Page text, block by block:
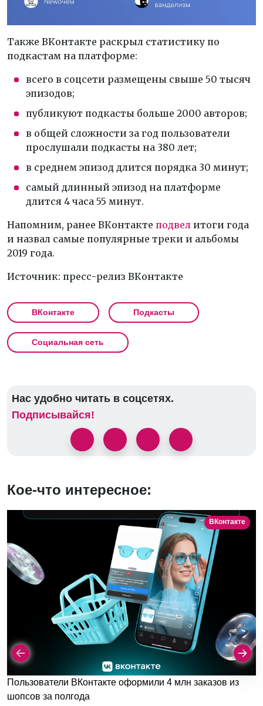
Также ВКонтакте раскрыл статистику по
подкастам на платформе:
всего в соцсети размещены свыше 50 тысяч
эпизодов;
публикуют подкасты больше 2000 авторов;
в общей сложности за год пользователи
прослушали подкасты на 380 лет;
в среднем эпизод длится порядка 30 минут;
самый длинный эпизод на платформе
длится 4 часа 55 минут.
Напомним, ранее ВКонтакте подвел итоги года
и назвал самые популярные треки и альбомы
2019 года.
Источник: пресс-релиз ВКонтакте
ВКонтакте Подкасты
Социальная сеть
Нас удобно читать в соцсетях.
Подписывайся!
Кое-что интересное:
ВКонтакте
Пользователи ВКонтакте оформили 4 млн заказов из
шопсов за полгода